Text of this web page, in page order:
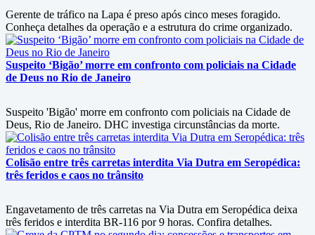
Gerente de tráfico na Lapa é preso após cinco meses foragido.
Conheça detalhes da operação e a estrutura do crime organizado.
Suspeito ‘Bigão’ morre em confronto com policiais na Cidade
de Deus no Rio de Janeiro
Suspeito 'Bigão' morre em confronto com policiais na Cidade de
Deus, Rio de Janeiro. DHC investiga circunstâncias da morte.
Colisão entre três carretas interdita Via Dutra em Seropédica:
três feridos e caos no trânsito
Engavetamento de três carretas na Via Dutra em Seropédica deixa
três feridos e interdita BR-116 por 9 horas. Confira detalhes.